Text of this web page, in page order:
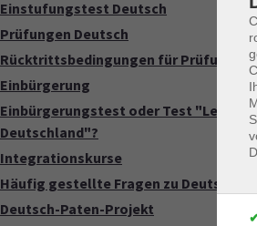
Einstufungstest Deutsch
Prüfungen Deutsch
Rücktrittsbedingungen für Prüfungen
Einbürgerung
Einbürgerungstest oder Test "Leben in
Deutschland"?
Integrationskurse
Häufig gestellte Fragen zu
Deutsch-Paten-Projekt